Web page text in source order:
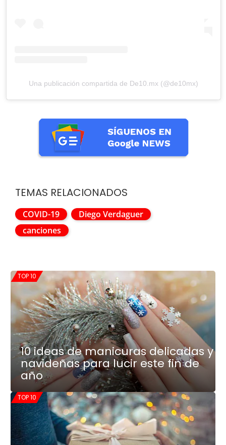
Una publicación compartida de De10.mx (@de10mx)
TEMAS RELACIONADOS
COVID-19
Diego Verdaguer
canciones
TOP 10
10 ideas de manicuras delicadas y
navideñas para lucir este fin de
año
TOP 10